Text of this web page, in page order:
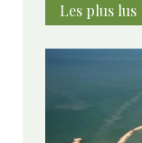
Les plus lus